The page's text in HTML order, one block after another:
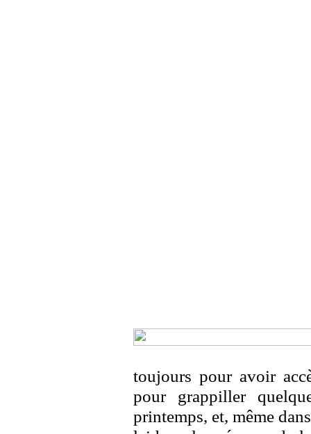
toujours pour avoir
pour grappiller
printemps, et, même